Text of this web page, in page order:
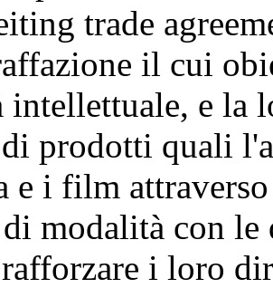
trade
il cui
intellettuale, e la
prodotti quali
e i film
di modalità con
i loro